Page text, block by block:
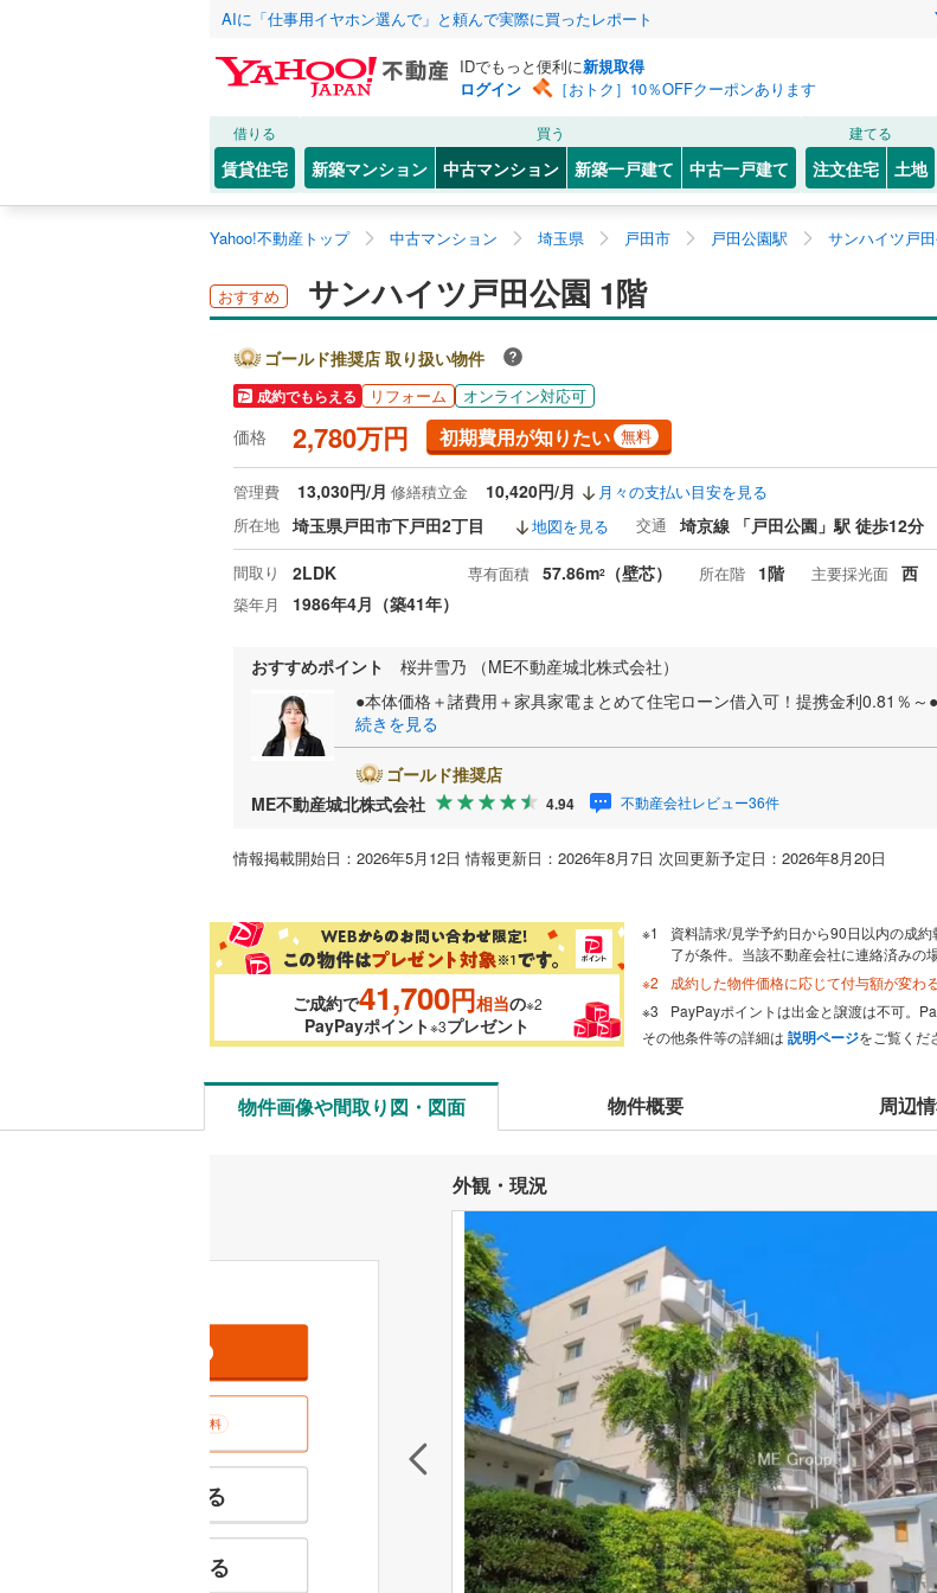
AIに「仕事用イヤホン選んで」と頼んで実際に買ったレポート
IDでもっと便利に新規取得
ログイン
［おトク］10％OFFクーポンあります
借りる
賃貸住宅
買う
新築マンション 中古マンション 新築一戸建て 中古一戸建て
建てる
注文住宅 土地
Yahoo!不動産トップ 中古マンション 埼玉県 戸田市 戸田公園駅 サンハイツ戸
おすすめ サンハイツ戸田公園 1階
ゴールド推奨店 取り扱い物件
成約でもらえる リフォーム オンライン対応可
価格 2,780万円 初期費用が知りたい 無料
管理費 13,030円/月 修繕積立金 10,420円/月
月々の支払い目安を見る
所在地 埼玉県戸田市下戸田2丁目 地図を見る 交通 埼京線 「戸田公園」駅 徒歩12分
間取り 2LDK 専有面積 57.86m2 （壁芯） 所在階 1階 主要採光面 西
築年月 1986年4月（築41年）
おすすめポイント
桜井雪乃 （ME不動産城北株式会社）
●本体価格＋諸費用＋家具家電まとめて住宅ローン借入可！提携金利0.81％～●
続きを見る
ゴールド推奨店
ME不動産城北株式会社
4.94 不動産会社レビュー36件
情報掲載開始日：2026年5月12日 情報更新日：2026年8月7日 次回更新予定日：2026年8月20日
ご成約で41,700円相当の※2
PayPayポイント※3プレゼント
資料請求/見学予約日から90日以内の成
了が条件。当該不動産会社に連絡済みの
成約した物件価格に応じて付与額が変わ
PayPayポイントは出金と譲渡は不可。
その他条件等の詳細は 説明ページをご覧くだ
物件画像や間取り図・図面 物件概要 周辺
外観・現況
無料
特徴の似た物件を見る
お気に入りに追加する